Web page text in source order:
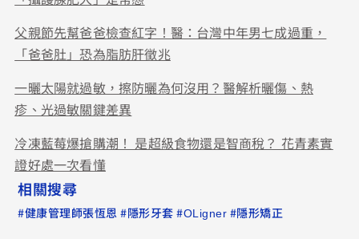
父親節先幫爸爸檢查紅字！醫：台灣中年男七成過重，
「爸爸肚」恐為脂肪肝徵兆
一曬太陽就過敏，擦防曬為何沒用？醫解析曬傷、熱
疹、光過敏關鍵差異
冷凍藍莓爆搶購潮！ 是超級食物還是智商稅？ 花青素實
證好處一次看懂
相關搜尋
#健康管理師張恆恩 #隱形牙套 #OLigner #隱形矯正